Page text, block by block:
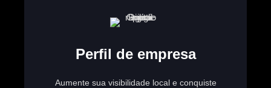
Perfil de empresa
Aumente sua visibilidade local e conquiste